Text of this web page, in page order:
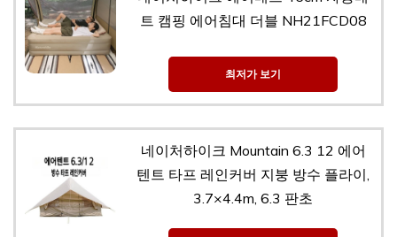
트 캠핑 에어침대 더블 NH21FCD08
최저가 보기
네이처하이크 Mountain 6.3 12 에어
텐트 타프 레인커버 지붕 방수 플라이,
3.7×4.4m, 6.3 판초